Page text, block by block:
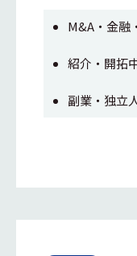
M&A・金融
紹介・開拓
副業・独立